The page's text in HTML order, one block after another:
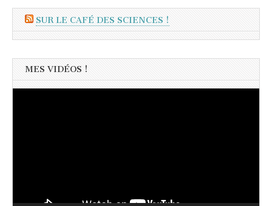
SUR LE CAFÉ DES SCIENCES !
MES VIDÉOS !